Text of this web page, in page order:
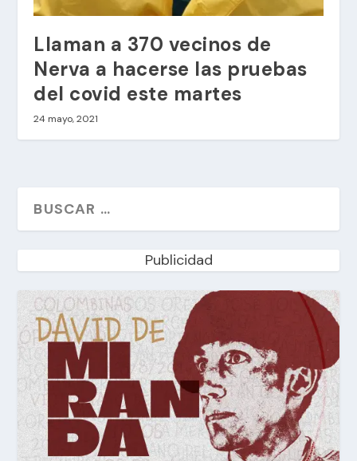
Llaman a 370 vecinos de
Nerva a hacerse las pruebas
del covid este martes
24 mayo, 2021
Publicidad